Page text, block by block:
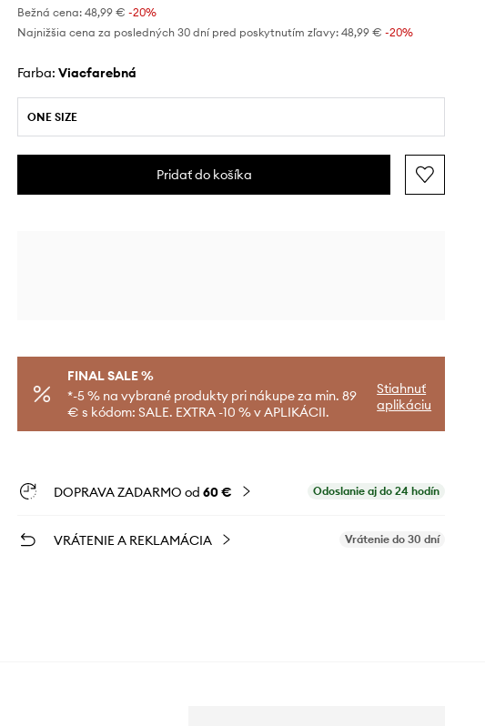
Bežná cena: 48,99 € -20%
Najnižšia cena za posledných 30 dní pred poskytnutím zľavy: 48,99 € -20%
Farba: viacfarebná
ONE SIZE
Pridať do košíka
FINAL SALE %
*-5 % na vybrané produkty pri nákupe za min. 89
€ s kódom: SALE. EXTRA -10 % v APLIKÁCII.
Stiahnuť
aplikáciu
DOPRAVA ZADARMO od 60 € Odoslanie aj do 24 hodín
VRÁTENIE A REKLAMÁCIA Vrátenie do 30 dní